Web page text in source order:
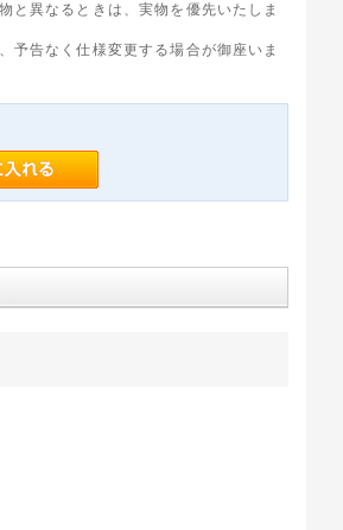
と異なるときは、実物を優先いたしま
予告なく仕様変更する場合が御座いま